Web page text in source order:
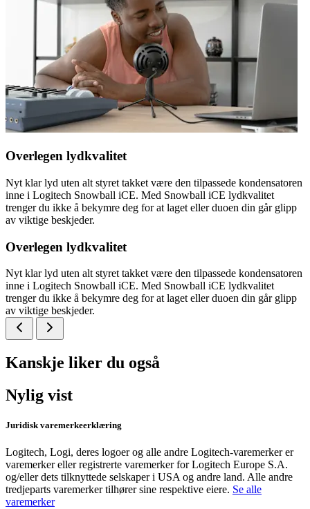
Overlegen lydkvalitet
Nyt klar lyd uten alt styret takket være den tilpassede kondensatoren
inne i Logitech Snowball iCE. Med Snowball iCE lydkvalitet
trenger du ikke å bekymre deg for at laget eller duoen din går glipp
av viktige beskjeder.
Overlegen lydkvalitet
Nyt klar lyd uten alt styret takket være den tilpassede kondensatoren
inne i Logitech Snowball iCE. Med Snowball iCE lydkvalitet
trenger du ikke å bekymre deg for at laget eller duoen din går glipp
av viktige beskjeder.
Kanskje liker du også
Nylig vist
Juridisk varemerkeerklæring
Logitech, Logi, deres logoer og alle andre Logitech-varemerker er
varemerker eller registrerte varemerker for Logitech Europe S.A.
og/eller dets tilknyttede selskaper i USA og andre land. Alle andre
tredjeparts varemerker tilhører sine respektive eiere. Se alle
varemerker